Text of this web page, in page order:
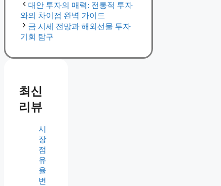
대안 투자의 매력: 전통적 투자
와의 차이점 완벽 가이드
금 시세 전망과 해외선물 투자
기회 탐구
최신
리뷰
시
장
점
유
율
변